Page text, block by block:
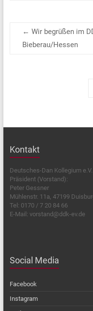
← Wir begrüßen im
Bieberau/Hessen
Kontakt
Deutsches-Dan Kollegium e.V.
Präsident (Vorstand):
Peter Gessner
Mühlenstr. 11a, 47199
Tel: 0170 / 7 20 84 66
E-Mail: vorstand@ddk-ev.de
Social Media
Facebook
Instagram